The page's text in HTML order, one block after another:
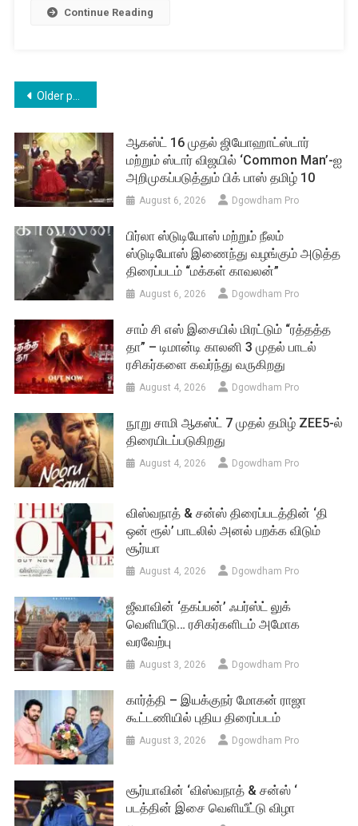
Continue Reading
Posts
navigation
Older posts
ஆகஸ்ட் 16 முதல் ஜியோஹாட்ஸ்டார்
மற்றும் ஸ்டார் விஜயில் ‘Common Man’-ஐ
அறிமுகப்படுத்தும் பிக் பாஸ் தமிழ் 10
August 6, 2026 Dgowdham Pro
பிர்லா ஸ்டுடியோஸ் மற்றும் நீலம்
ஸ்டுடியோஸ் இணைந்து வழங்கும் அடுத்த
திரைப்படம் “மக்கள் காவலன்”
August 6, 2026 Dgowdham Pro
சாம் சி எஸ் இசையில் மிரட்டும் “ரத்தத்த
தா” – டிமான்டி காலனி 3 முதல் பாடல்
ரசிகர்களை கவர்ந்து வருகிறது
August 4, 2026 Dgowdham Pro
நூறு சாமி ஆகஸ்ட் 7 முதல் தமிழ் ZEE5-ல்
திரையிடப்படுகிறது
August 4, 2026 Dgowdham Pro
விஸ்வநாத் & சன்ஸ் திரைப்படத்தின் ‘தி
ஒன் ரூல்’ பாடலில் அனல் பறக்க விடும்
சூர்யா
August 4, 2026 Dgowdham Pro
ஜீவாவின் ‘தகப்பன்’ ஃபர்ஸ்ட் லுக்
வெளியீடு… ரசிகர்களிடம் அமோக
வரவேற்பு
August 3, 2026 Dgowdham Pro
கார்த்தி – இயக்குநர் மோகன் ராஜா
கூட்டணியில் புதிய திரைப்படம்
August 3, 2026 Dgowdham Pro
சூர்யாவின் ‘விஸ்வநாத் & சன்ஸ் ‘
படத்தின் இசை வெளியீட்டு விழா